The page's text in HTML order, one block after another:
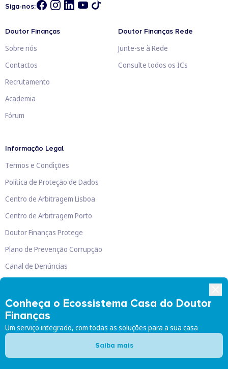
Conheça o Ecossistema Casa do Doutor
Finanças
Um serviço integrado, com todas as soluções para a sua casa
Saiba mais
Siga-nos:
Doutor Finanças
Sobre nós
Contactos
Recrutamento
Academia
Fórum
Doutor Finanças Rede
Junte-se à Rede
Consulte todos os ICs
Informação Legal
Termos e Condições
Política de Proteção de Dados
Centro de Arbitragem Lisboa
Centro de Arbitragem Porto
Doutor Finanças Protege
Plano de Prevenção Corrupção
Canal de Denúncias
Doutor Finanças, Lda